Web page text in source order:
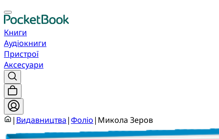
Книги
Аудіокниги
Пристрої
Аксесуари
| Видавництва|Фоліо| Микола Зеров